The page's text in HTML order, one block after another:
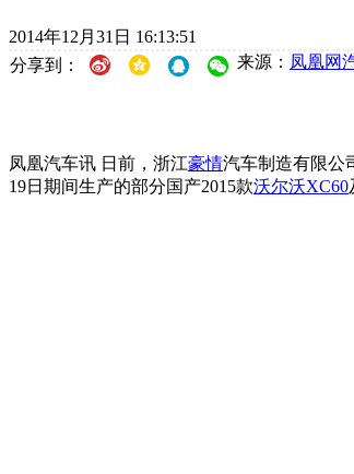
2014年12月31日 16:13:51
分享到：
来源： 凤凰网
凤凰汽车讯 日前，浙江豪情汽车制造有限公
19日期间生产的部分国产2015款沃尔沃XC60